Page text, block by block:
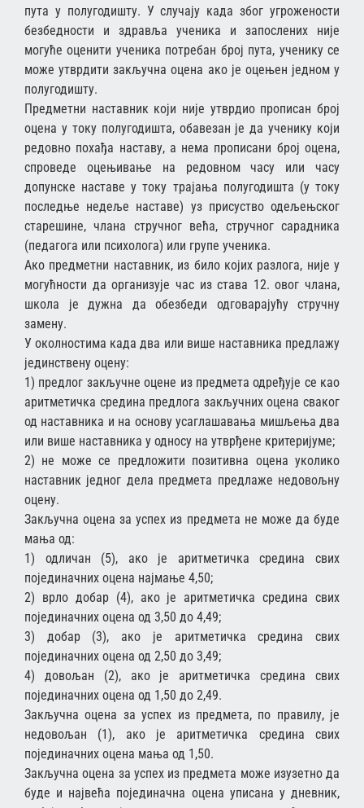
пута у полугодишту. У случају када због угрожености
безбедности и здравља ученика и запослених није
могуће оценити ученика потребан број пута, ученику се
може утврдити закључна оцена ако је оцењен једном у
полугодишту.
Предметни наставник који није утврдио прописан број
оцена у току полугодишта, обавезан је да ученику који
редовно похађа наставу, а нема прописани број оцена,
спроведе оцењивање на редовном часу или часу
допунске наставе у току трајања полугодишта (у току
последње недеље наставе) уз присуство одељењског
старешине, члана стручног већа, стручног сарадника
(педагога или психолога) или групе ученика.
Ако предметни наставник, из било којих разлога, није у
могућности да организује час из става 12. овог члана,
школа је дужна да обезбеди одговарајућу стручну
замену.
У околностима када два или више наставника предлажу
јединствену оцену:
1) предлог закључне оцене из предмета одређује се као
аритметичка средина предлога закључних оцена сваког
од наставника и на основу усаглашавања мишљења два
или више наставника у односу на утврђене критеријуме;
2) не може се предложити позитивна оцена уколико
наставник једног дела предмета предлаже недовољну
оцену.
Закључна оцена за успех из предмета не може да буде
мања од:
1) одличан (5), ако је аритметичка средина свих
појединачних оцена најмање 4,50;
2) врло добар (4), ако је аритметичка средина свих
појединачних оцена од 3,50 до 4,49;
3) добар (3), ако је аритметичка средина свих
појединачних оцена од 2,50 до 3,49;
4) довољан (2), ако је аритметичка средина свих
појединачних оцена од 1,50 до 2,49.
Закључна оцена за успех из предмета, по правилу, је
недовољан (1), ако је аритметичка средина свих
појединачних оцена мања од 1,50.
Закључна оцена за успех из предмета може изузетно да
буде и највећа појединачна оцена уписана у дневник,